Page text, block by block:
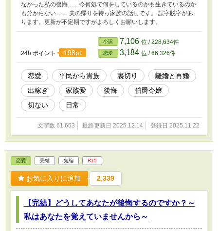
なかった私の後悔……今何処で何をしているのかも生きているのか
も分からない…… 夫の帰りを待っ家族の話しです。 誤字脱字があ
ります。更新が不定期ですがよろしくお願いします。
24h.ポイント 198pt
小説 7,106 位 / 228,634件
恋愛 3,184 位 / 66,326件
恋愛 平民から貴族 裏切り
離婚と再婚
出稼ぎ
家族愛 後悔
伯爵令嬢
切ない
日常
文字数 61,653 最終更新日 2025.12.14 登録日 2025.11.22
恋愛 完結 短編 R15
お気に入りに追加 2,339
【完結】どうしてあなたが後悔するのですか？～
私はあなたを覚えていませんから～